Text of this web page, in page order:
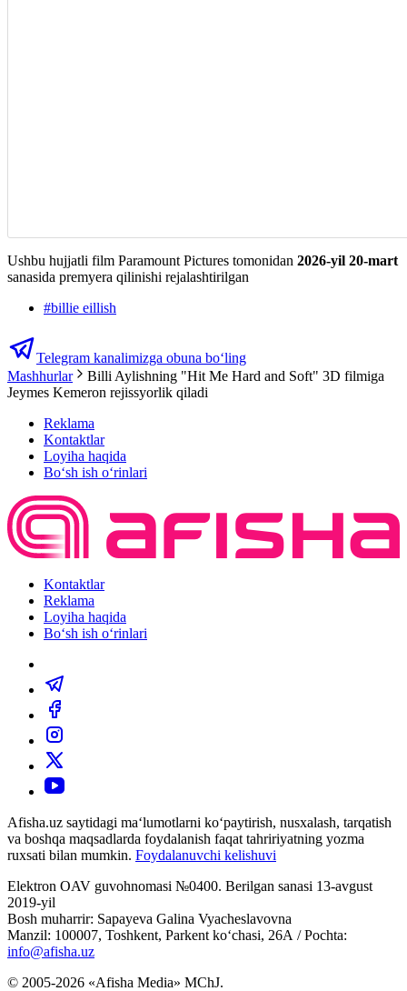
Ushbu hujjatli film Paramount Pictures tomonidan 2026-yil 20-mart
sanasida premyera qilinishi rejalashtirilgan
#billie eillish
Telegram kanalimizga obuna bo‘ling
Mashhurlar
Billi Aylishning "Hit Me Hard and Soft" 3D filmiga
Jeymes Kemeron rejissyorlik qiladi
Reklama
Kontaktlar
Loyiha haqida
Bo‘sh ish o‘rinlari
Kontaktlar
Reklama
Loyiha haqida
Bo‘sh ish o‘rinlari
Afisha.uz saytidagi ma‘lumotlarni ko‘paytirish, nusxalash, tarqatish
va boshqa maqsadlarda foydalanish faqat tahririyatning yozma
ruxsati bilan mumkin. Foydalanuvchi kelishuvi
Elektron OAV guvohnomasi №0400. Berilgan sanasi 13-avgust
2019-yil
Bosh muharrir: Sapayeva Galina Vyacheslavovna
Manzil: 100007, Toshkent, Parkent ko‘chasi, 26А / Pochta:
info@afisha.uz
© 2005-2026 «Afisha Media» MChJ.